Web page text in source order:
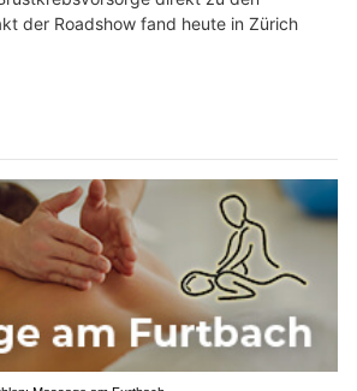
der Roadshow fand heute in Zürich